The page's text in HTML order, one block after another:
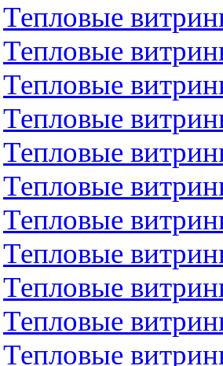
Тепловые
Тепловые
Тепловые
Тепловые
Тепловые
Тепловые
Тепловые
Тепловые
Тепловые
Тепловые
Тепловые